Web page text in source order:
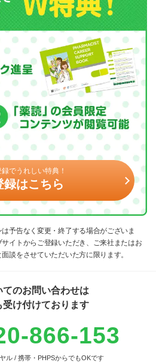
でうれしい特典！
録はこちら
予告なく変更・終了する場合がございま
イトからご登録いただき、ご来社またはお
談をさせていただいた方に限ります。
てのお問い合わせは
受け付けております
866-153
ル / 携帯・PHPSからでもOKです